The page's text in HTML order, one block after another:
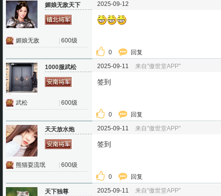
媚娘无敌天下
媚娘无敌 600级
2025-09-12
0 回复
1000服武松
武松 600级
2025-09-11 来自"傲世堂APP"
签到
0 回复
天天放水炮
熊猫耍流氓 600级
2025-09-11 来自"傲世堂APP"
签到
0 回复
天下独尊 2025-09-11 来自"傲世堂APP"